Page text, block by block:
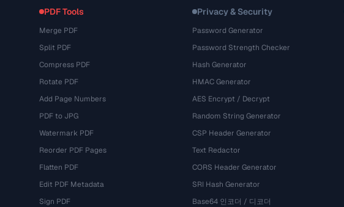
PDF Tools
Merge PDF
Split PDF
Compress PDF
Rotate PDF
Add Page Numbers
PDF to JPG
Watermark PDF
Reorder PDF Pages
Flatten PDF
Edit PDF Metadata
Sign PDF
Privacy & Security
Password Generator
Password Strength Checker
Hash Generator
HMAC Generator
AES Encrypt / Decrypt
Random String Generator
CSP Header Generator
Text Redactor
CORS Header Generator
SRI Hash Generator
Base64 인코더 / 디코더